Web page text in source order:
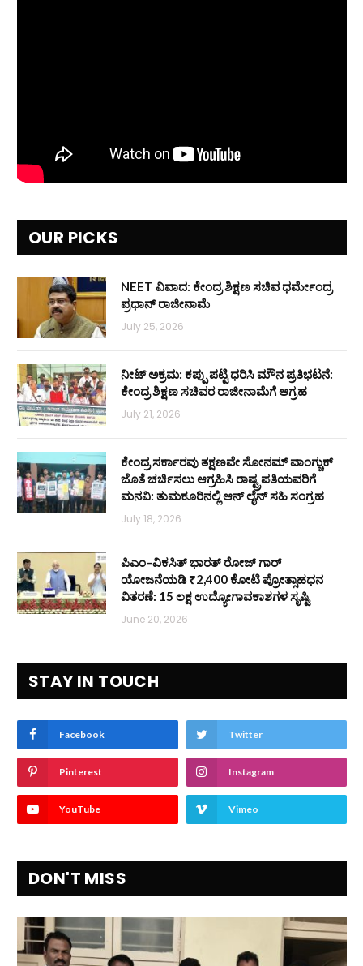
OUR PICKS
NEET ವಿವಾದ: ಕೇಂದ್ರ ಶಿಕ್ಷಣ ಸಚಿವ ಧರ್ಮೇಂದ್ರ
ಪ್ರಧಾನ್ ರಾಜೀನಾಮೆ
July 25, 2026
ನೀಟ್ ಅಕ್ರಮ: ಕಪ್ಪು ಪಟ್ಟಿ ಧರಿಸಿ ಮೌನ ಪ್ರತಿಭಟನೆ:
ಕೇಂದ್ರ ಶಿಕ್ಷಣ ಸಚಿವರ ರಾಜೀನಾಮೆಗೆ ಆಗ್ರಹ
July 21, 2026
ಕೇಂದ್ರ ಸರ್ಕಾರವು ತಕ್ಷಣವೇ ಸೋನಮ್ ವಾಂಗ್ಚುಕ್
ಜೊತೆ ಚರ್ಚಿಸಲು ಆಗ್ರಹಿಸಿ ರಾಷ್ಟ್ರಪತಿಯವರಿಗೆ
ಮನವಿ: ತುಮಕೂರಿನಲ್ಲಿ ಆನ್‌ ಲೈನ್ ಸಹಿ ಸಂಗ್ರಹ
July 18, 2026
ಪಿಎಂ–ವಿಕಸಿತ್ ಭಾರತ್ ರೋಜ್‌ ಗಾರ್
ಯೋಜನೆಯಡಿ ₹2,400 ಕೋಟಿ ಪ್ರೋತ್ಸಾಹಧನ
ವಿತರಣೆ: 15 ಲಕ್ಷ ಉದ್ಯೋಗಾವಕಾಶಗಳ ಸೃಷ್ಟಿ
June 20, 2026
STAY IN TOUCH
Facebook Twitter
Pinterest Instagram
YouTube Vimeo
DON'T MISS